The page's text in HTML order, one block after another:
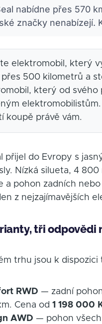
nabídne přes 570
značky nenabízejí.
elektromobil, který
500 kilometrů a
který od svého
koupě právě vám.
přijel do Evropy s
Nízká silueta, 4
a pohon zadních
z nejzajímavějších
tři odpovědi
trhu jsou k
RWD — zadní
Cena od1 198 000
AWD — pohon